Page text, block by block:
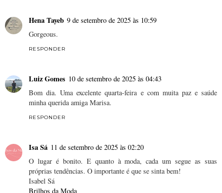
Hena Tayeb 9 de setembro de 2025 às 10:59
Gorgeous.
RESPONDER
Luiz Gomes 10 de setembro de 2025 às 04:43
Bom dia. Uma excelente quarta-feira e com muita paz e saúde
minha querida amiga Marisa.
RESPONDER
Isa Sá 11 de setembro de 2025 às 02:20
O lugar é bonito. E quanto à moda, cada um segue as suas
próprias tendências. O importante é que se sinta bem!
Isabel Sá
Brilhos da Moda